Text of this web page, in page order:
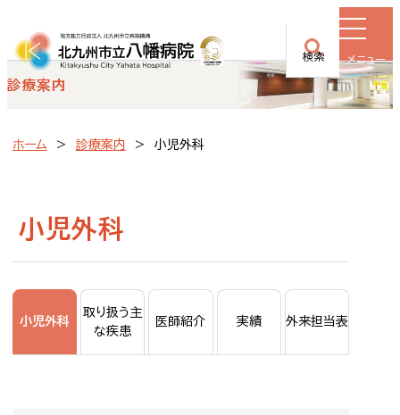
検索 メニュー
診療案内
ホーム 診療案内 小児外科
小児外科
小児外科
取り扱う主
な疾患
医師紹介 実績 外来担当表